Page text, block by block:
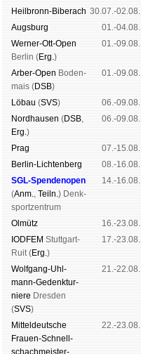
Heil­bronn-Bi­ber­ach 30.07.-02.08.
Augs­burg
01.-04.08.
Werner-Ott-Open
Ber­lin (Erg.)
01.-09.08.
Arber-Open Boden­
mais (DSB)
01.-09.08.
Lö­bau (SVS)
06.-09.08.
Nord­hau­sen (DSB,
Erg.)
06.-09.08.
Prag
07.-15.08.
Berlin-Lich­ten­berg
08.-16.08.
SGL-Spenden­open
(Anm., Teiln.) Denk­
sport­zen­trum
14.-16.08.
Ol­mütz
16.-23.08.
IODFEM Stutt­gart-
Ruit (Erg.)
17.-23.08.
Wolf­gang-Uhl­
mann-Ge­denk­tur­
niere Dres­den
(SVS)
21.-22.08.
Mit­tel­deu­tsche
Frauen-Schnell­
schach­meis­ter­
22.-23.08.